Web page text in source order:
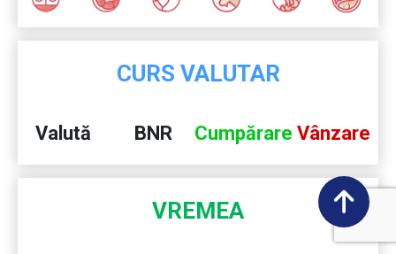
CURS VALUTAR
Valută BNR Cumpărare Vânzare
VREMEA